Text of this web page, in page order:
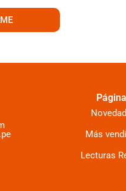
Más
Lecturas